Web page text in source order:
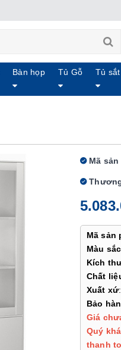
Bàn họp Tủ Gỗ Tủ sắt
Mã sản
Mã sản
Màu sắc
Kích
Chất
Xuất xứ
Bảo
Giá
Quý
thanh